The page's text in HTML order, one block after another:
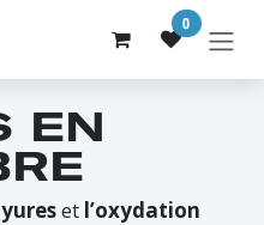
0
EN
et l’oxydation